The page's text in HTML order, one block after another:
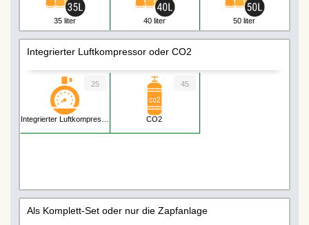
35 liter 40 liter 50 liter
55 liter 60 liter
Integrierter Luftkompressor oder CO2
Integrierter Luftkompressor
25
CO2
45
Als Komplett-Set oder nur die Zapfanlage